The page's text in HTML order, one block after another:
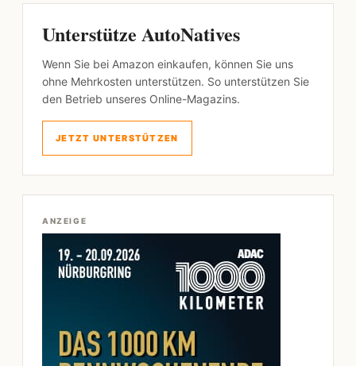
Unterstütze AutoNatives
Wenn Sie bei Amazon einkaufen, können Sie uns
ohne Mehrkosten unterstützen. So unterstützen Sie
den Betrieb unseres Online-Magazins.
JETZT UNTERSTÜTZEN
ANZEIGE